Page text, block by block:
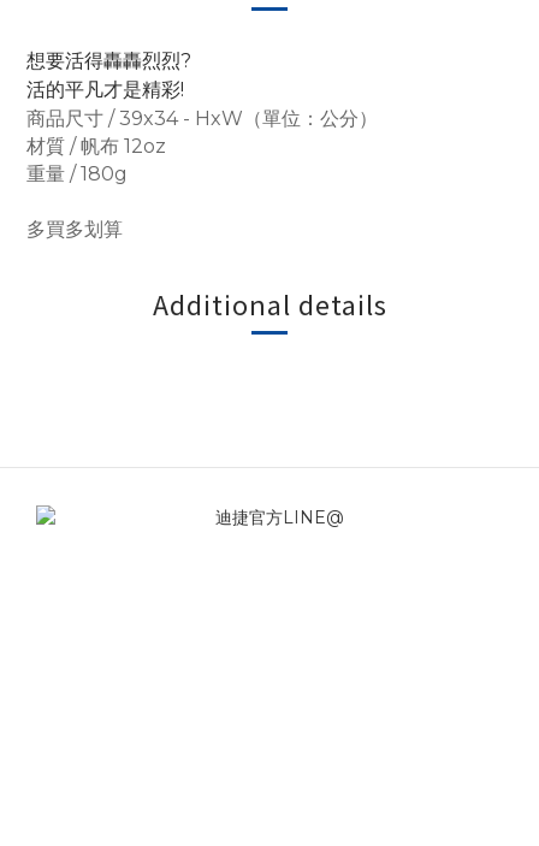
想要活得轟轟烈烈?
活的平凡才是精彩!
商品尺寸 / 39x34 - HxW（單位：公分）
材質 / 帆布 12oz
重量 / 180g
多買多划算
Additional details